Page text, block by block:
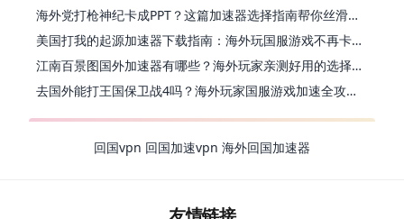
海外党打枪神纪卡成PPT？这篇加速器选择指南帮你丝滑上分
美国打我的起源加速器下载指南：海外玩国服游戏不再卡的终极方案
江南百景图国外加速器有哪些？海外玩家亲测好用的选择与避坑指南
去国外能打王国保卫战4吗？海外玩家国服游戏加速全攻略（附公主连结幻想江湖实测）
回国vpn 回国加速vpn 海外回国加速器